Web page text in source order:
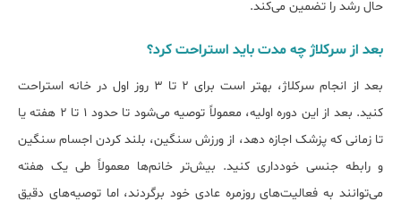
حال رشد را تضمین می‌کند.
بعد از سرکلاژ چه مدت باید استراحت کرد؟
بعد از انجام سرکلاژ، بهتر است برای ۲ تا ۳ روز اول در خانه استراحت
کنید. بعد از این دوره اولیه، معمولاً توصیه می‌شود تا حدود ۱ تا ۲ هفته یا
تا زمانی که پزشک اجازه دهد، از ورزش سنگین، بلند کردن اجسام سنگین
و رابطه جنسی خودداری کنید. بیش‌تر خانم‌ها معمولاً طی یک هفته
می‌توانند به فعالیت‌های روزمره عادی خود برگردند، اما توصیه‌های دقیق